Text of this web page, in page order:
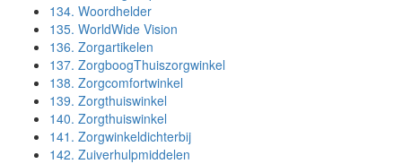
134. Woordhelder
135. WorldWide Vision
136. Zorgartikelen
137. ZorgboogThuiszorgwinkel
138. Zorgcomfortwinkel
139. Zorgthuiswinkel
140. Zorgthuiswinkel
141. Zorgwinkeldichterbij
142. Zuiverhulpmiddelen